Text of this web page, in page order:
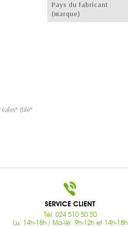
(blé*
Pays du fabricant
(marque)
SERVICE CLIENT
Tél. 024 510 50 50
Lu: 14h-18h / Ma-Ve: 9h-12h et 14h-18h